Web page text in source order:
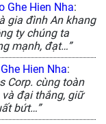
Ghe Hien Nha:
gia đình An khang
ty chúng ta
mạnh, đạt…”
Hien Nha:
Corp. cùng toàn
đại thắng, giữ
bứt…”